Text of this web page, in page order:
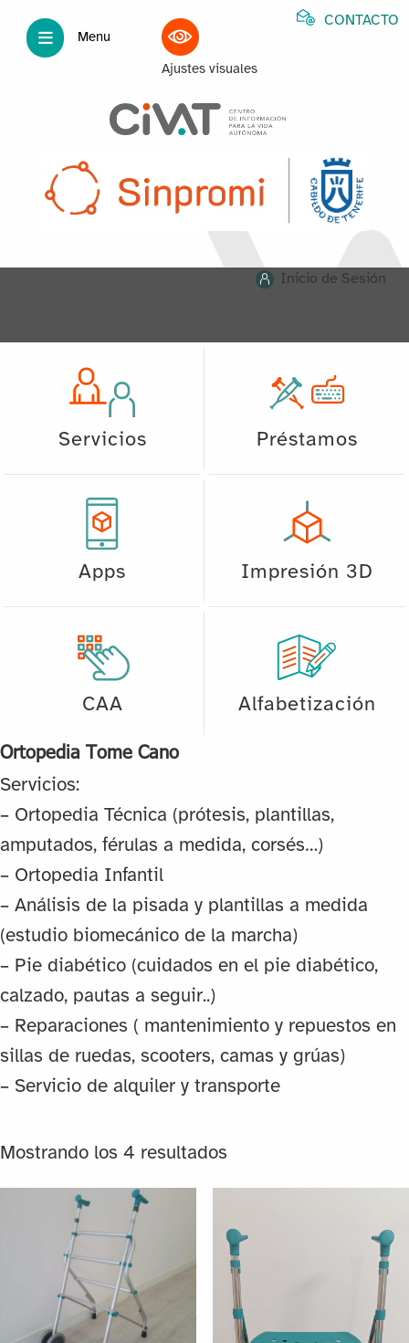
Menu
Ajustes visuales
CONTACTO
Inicio de Sesión
Servicios Préstamos
Apps Impresión 3D
CAA Alfabetización
Ortopedia Tome Cano
Servicios:
– Ortopedia Técnica (prótesis, plantillas,
amputados, férulas a medida, corsés…)
– Ortopedia Infantil
– Análisis de la pisada y plantillas a medida
(estudio biomecánico de la marcha)
– Pie diabético (cuidados en el pie diabético,
calzado, pautas a seguir..)
– Reparaciones ( mantenimiento y repuestos en
sillas de ruedas, scooters, camas y grúas)
– Servicio de alquiler y transporte
Mostrando los 4 resultados